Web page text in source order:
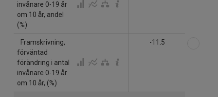
invånare 0-19 år
om 10 år, andel
(%)
Framskrivning,
förväntad
förändring i antal
invånare 0-19 år
om 10 år, (%)
-11.5